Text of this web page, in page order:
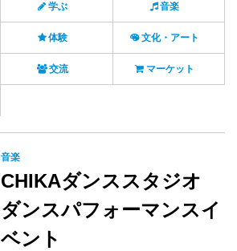
学ぶ 音楽
体験 文化・アート
交流 マーケット
音楽
CHIKAダンススタジオ
ダンスパフォーマンスイ
ベント